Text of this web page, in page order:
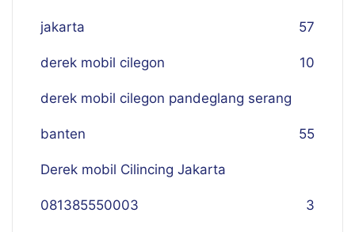
jakarta 57
derek mobil cilegon 10
derek mobil cilegon pandeglang serang
banten 55
Derek mobil Cilincing Jakarta
081385550003 3